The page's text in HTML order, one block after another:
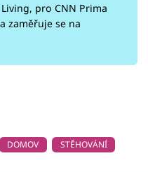
pro CNN Prima
zaměřuje se na
DOMOV STĚHOVÁNÍ